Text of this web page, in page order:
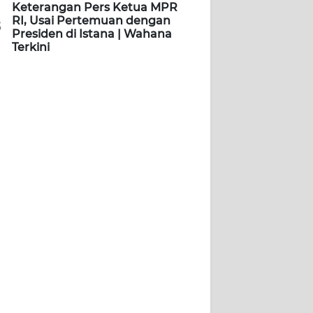
Keterangan Pers Ketua MPR
RI, Usai Pertemuan dengan
Presiden di Istana | Wahana
Terkini